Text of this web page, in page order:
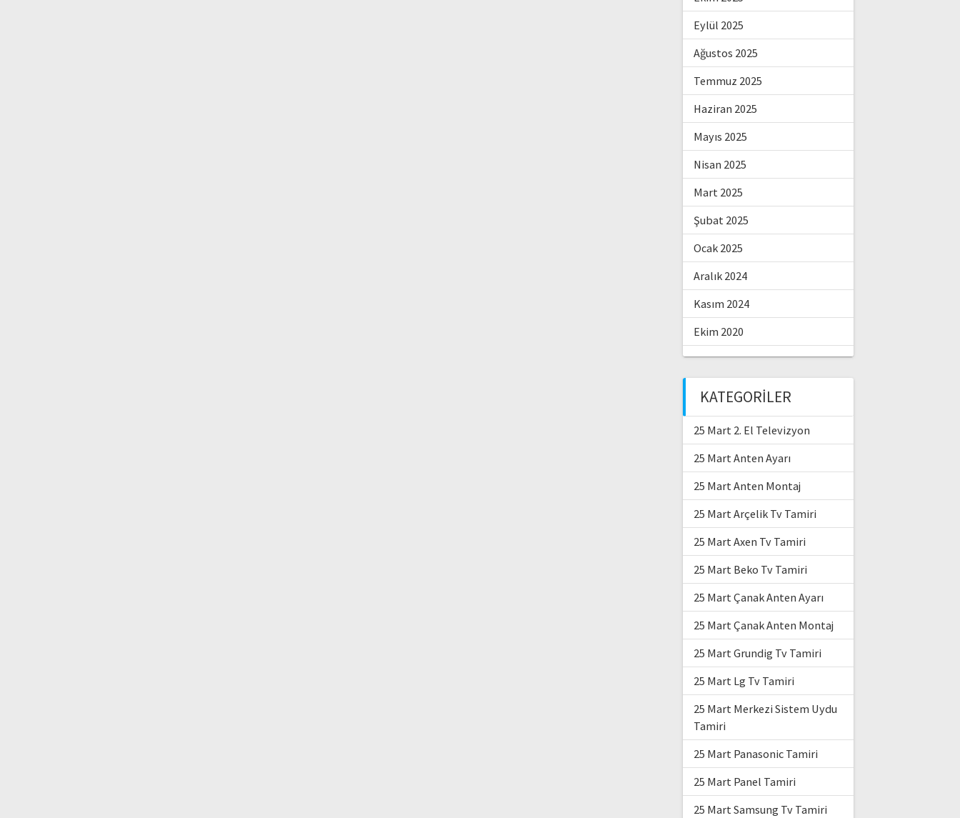
Eylül 2025
Ağustos 2025
Temmuz 2025
Haziran 2025
Mayıs 2025
Nisan 2025
Mart 2025
Şubat 2025
Ocak 2025
Aralık 2024
Kasım 2024
Ekim 2020
KATEGORILER
25 Mart 2. El Televizyon
25 Mart Anten Ayarı
25 Mart Anten Montaj
25 Mart Arçelik Tv Tamiri
25 Mart Axen Tv Tamiri
25 Mart Beko Tv Tamiri
25 Mart Çanak Anten Ayarı
25 Mart Çanak Anten Montaj
25 Mart Grundig Tv Tamiri
25 Mart Lg Tv Tamiri
25 Mart Merkezi Sistem Uydu
Tamiri
25 Mart Panasonic Tamiri
25 Mart Panel Tamiri
25 Mart Samsung Tv Tamiri